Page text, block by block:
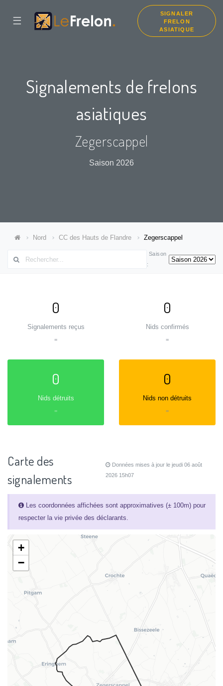
☰
SIGNALER
FRELON
ASIATIQUE
Signalements de frelons
asiatiques
Zegerscappel
Saison 2026
Nord CC des Hauts de Flandre Zegerscappel
Saison
:
0
Signalements reçus
=
0
Nids confirmés
=
0
Nids détruits
=
0
Nids non détruits
=
Carte des
signalements
Données mises à jour le jeudi 06 août
2026 15h07
Les coordonnées affichées sont approximatives (± 100m) pour
respecter la vie privée des déclarants.
+
−